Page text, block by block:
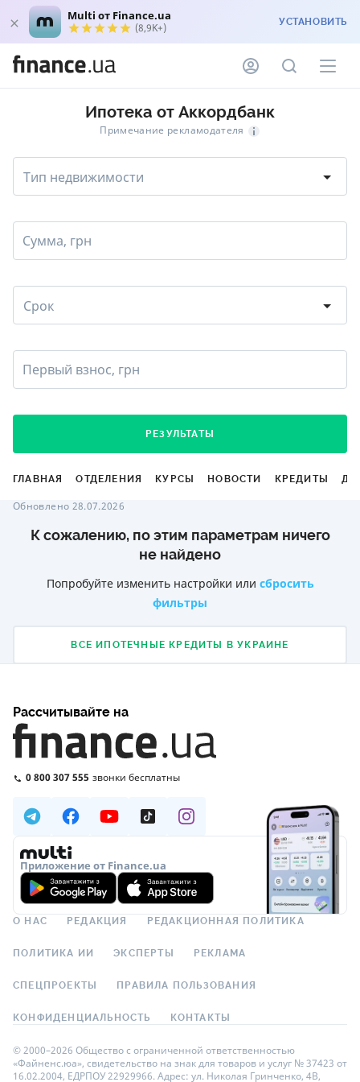
Multi от Finance.ua
(8,9K+) УСТАНОВИТЬ
Ипотека от Аккордбанк
Примечание рекламодателя
Тип недвижимости
Сумма, грн
Срок
Первый взнос, грн
РЕЗУЛЬТАТЫ
ГЛАВНАЯ ОТДЕЛЕНИЯ КУРСЫ НОВОСТИ КРЕДИТЫ
Обновлено 28.07.2026
К сожалению, по этим параметрам ничего
не найдено
Попробуйте изменить настройки или сбросить
фильтры
ВСЕ ИПОТЕЧНЫЕ КРЕДИТЫ В УКРАИНЕ
Рассчитывайте на
0 800 307 555 звонки бесплатны
Приложение от Finance.ua
О НАС РЕДАКЦИЯ РЕДАКЦИОННАЯ ПОЛИТИКА
ПОЛИТИКА ИИ ЭКСПЕРТЫ РЕКЛАМА
СПЕЦПРОЕКТЫ ПРАВИЛА ПОЛЬЗОВАНИЯ
КОНФИДЕНЦИАЛЬНОСТЬ КОНТАКТЫ
© 2000–2026 Общество с ограниченной ответственностью
«Файненс.юа», свидетельство на знак для товаров и услуг № 37423 от
16.02.2004, ЕДРПОУ 22929966. Адрес: ул. Николая Гринченко, 4В,